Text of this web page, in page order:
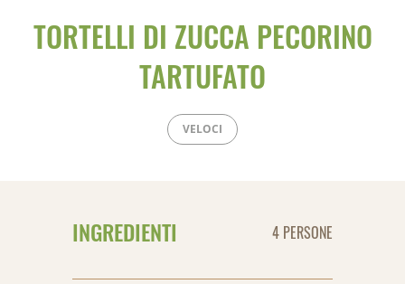
TORTELLI DI ZUCCA PECORINO
TARTUFATO
VELOCI
INGREDIENTI 4 PERSONE